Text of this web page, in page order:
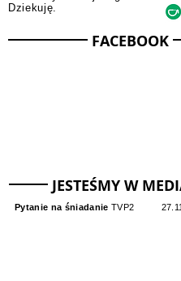
mi "wirtualną kawę", którą
Dziekuję.
JESTEŚMY W